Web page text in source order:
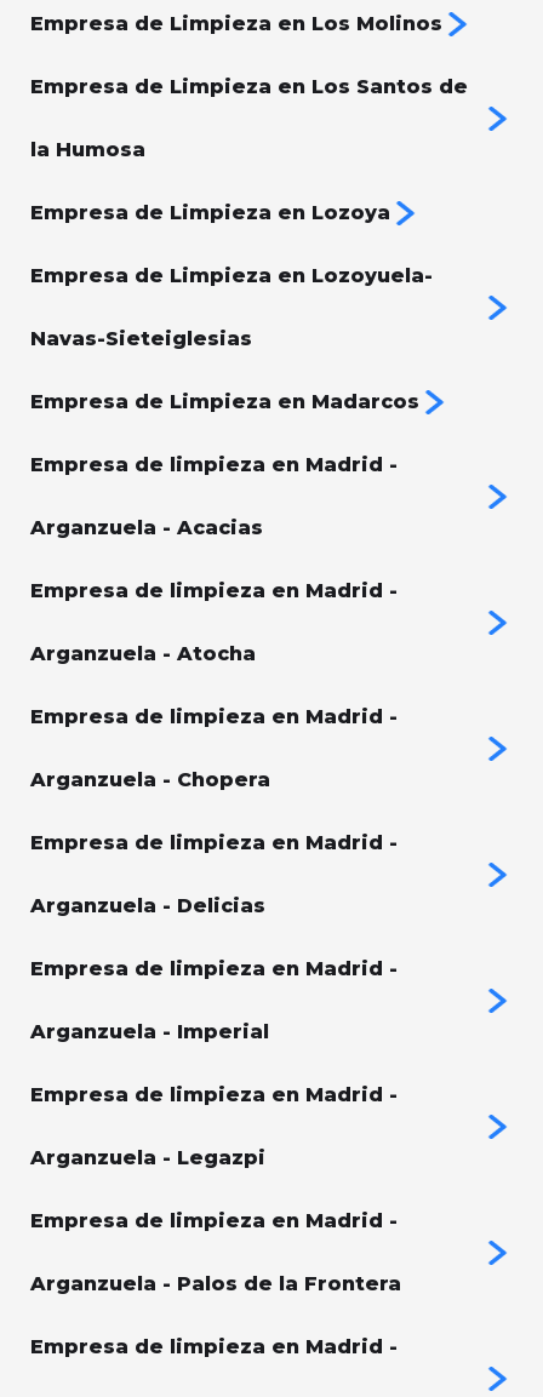
Empresa de Limpieza en Los Molinos
Empresa de Limpieza en Los Santos de
la Humosa
Empresa de Limpieza en Lozoya
Empresa de Limpieza en Lozoyuela-
Navas-Sieteiglesias
Empresa de Limpieza en Madarcos
Empresa de limpieza en Madrid -
Arganzuela - Acacias
Empresa de limpieza en Madrid -
Arganzuela - Atocha
Empresa de limpieza en Madrid -
Arganzuela - Chopera
Empresa de limpieza en Madrid -
Arganzuela - Delicias
Empresa de limpieza en Madrid -
Arganzuela - Imperial
Empresa de limpieza en Madrid -
Arganzuela - Legazpi
Empresa de limpieza en Madrid -
Arganzuela - Palos de la Frontera
Empresa de limpieza en Madrid -